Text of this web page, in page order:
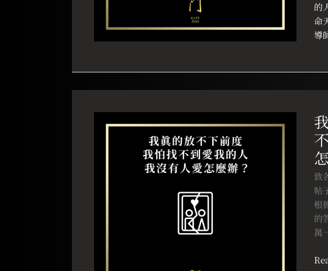
的
命
導
致
帖
根
的
萬
的
放
不
下
前
度
我
怕
找
到